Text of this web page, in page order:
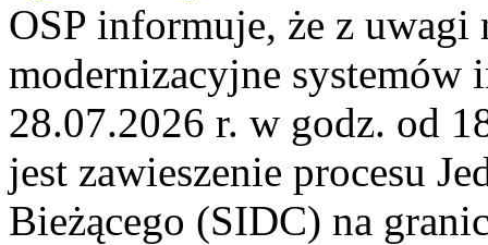
OSP informuje, że z uwagi
modernizacyjne
28.07.2026 r. w godz. od
jest zawieszenie procesu
Bieżącego (SIDC) na